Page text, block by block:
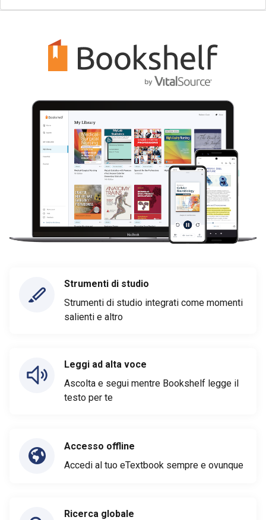
Strumenti di studio
Strumenti di studio integrati come momenti
salienti e altro
Leggi ad alta voce
Ascolta e segui mentre Bookshelf legge il
testo per te
Accesso offline
Accedi al tuo eTextbook sempre e ovunque
Ricerca globale